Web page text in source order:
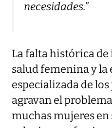
necesidades.”
La falta histórica
salud femenina y la
especializada de
agravan el
muchas mujeres